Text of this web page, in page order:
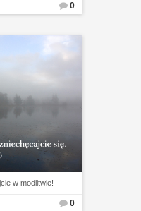
0
w modlitwie!
0